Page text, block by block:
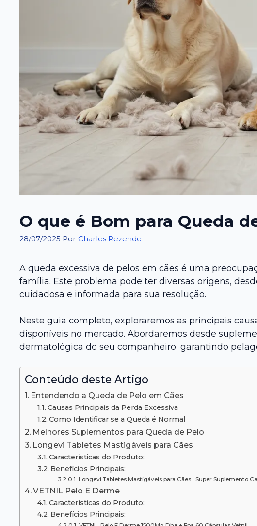
O que é Bom para Queda
28/07/2025 Por Charles Rezende
A queda excessiva de pelos em cães é uma
família. Este problema pode ter diversas origens,
cuidadosa e informada para sua resolução.
Neste guia completo, exploraremos as principais
disponíveis no mercado. Abordaremos desde
dermatológica do seu companheiro, garantindo
Conteúdo deste Artigo
Entendendo a Queda de Pelo em Cães
Causas Principais da Perda Excessiva
Como Identificar se a Queda é Normal
Melhores Suplementos para Queda de Pelo
Longevi Tabletes Mastigáveis para Cães
Características do Produto:
Benefícios Principais:
Longevi Tabletes Mastigáveis para Cães | Super Suplemento
VETNIL Pelo E Derme
Características do Produto:
Benefícios Principais: